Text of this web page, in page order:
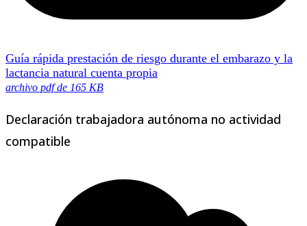
Guía rápida prestación de riesgo durante el embarazo y la
lactancia natural cuenta propia
archivo pdf de 165 KB
Declaración trabajadora autónoma no actividad
compatible